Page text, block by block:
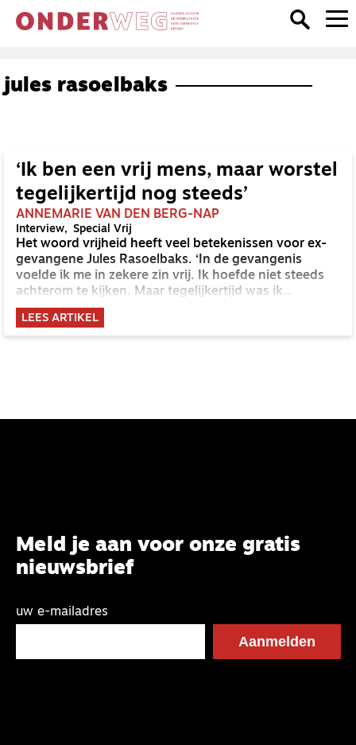
jules rasoelbaks
‘Ik ben een vrij mens, maar worstel
tegelijkertijd nog steeds’
ANNEMARIE VAN DEN BERG-NAP
Interview Special Vrij
Het woord vrijheid heeft veel betekenissen voor ex-
gevangene Jules Rasoelbaks. ‘In de gevangenis
voelde ik me in zekere zin vrij. Ik hoefde niet steeds
achterom te kijken. Maar tegelijkertijd was ik
gevangen in verslavingen en trauma’s.’ Nu voelt Jules
zich een vrij mens, maar wel eentje met littekens.
LEES ARTIKEL
Meld je aan voor onze gratis
nieuwsbrief
uw e-mailadres